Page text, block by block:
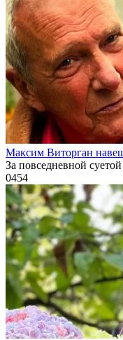
Максим Виторган
За повседневной
0454